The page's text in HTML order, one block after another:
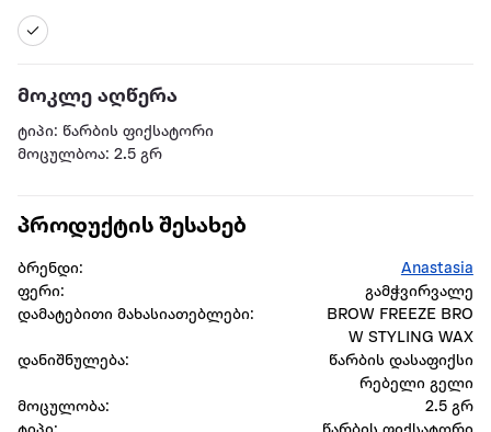
მოკლე აღწერა
ტიპი: წარბის ფიქსატორი
მოცულბოა: 2.5 გრ
პროდუქტის შესახებ
ბრენდი:
Anastasia
ფერი:
გამჭვირვალე
დამატებითი მახასიათებლები:
BROW FREEZE BRO
W STYLING WAX
დანიშნულება:
წარბის დასაფიქსი
რებელი გელი
მოცულობა:
2.5 გრ